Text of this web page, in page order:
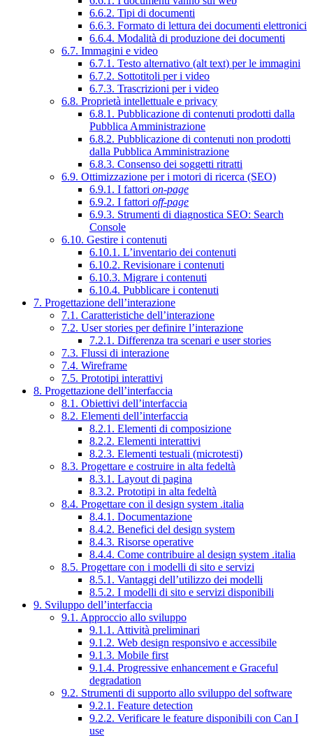
6.6.2. Tipi di documenti
6.6.3. Formato di lettura dei documenti elettronici
6.6.4. Modalità di produzione dei documenti
6.7. Immagini e video
6.7.1. Testo alternativo (alt text) per le immagini
6.7.2. Sottotitoli per i video
6.7.3. Trascrizioni per i video
6.8. Proprietà intellettuale e privacy
6.8.1. Pubblicazione di contenuti prodotti dalla
Pubblica Amministrazione
6.8.2. Pubblicazione di contenuti non prodotti
dalla Pubblica Amministrazione
6.8.3. Consenso dei soggetti ritratti
6.9. Ottimizzazione per i motori di ricerca (SEO)
6.9.1. I fattori on-page
6.9.2. I fattori off-page
6.9.3. Strumenti di diagnostica SEO: Search
Console
6.10. Gestire i contenuti
6.10.1. L’inventario dei contenuti
6.10.2. Revisionare i contenuti
6.10.3. Migrare i contenuti
6.10.4. Pubblicare i contenuti
7. Progettazione dell’interazione
7.1. Caratteristiche dell’interazione
7.2. User stories per definire l’interazione
7.2.1. Differenza tra scenari e user stories
7.3. Flussi di interazione
7.4. Wireframe
7.5. Prototipi interattivi
8. Progettazione dell’interfaccia
8.1. Obiettivi dell’interfaccia
8.2. Elementi dell’interfaccia
8.2.1. Elementi di composizione
8.2.2. Elementi interattivi
8.2.3. Elementi testuali (microtesti)
8.3. Progettare e costruire in alta fedeltà
8.3.1. Layout di pagina
8.3.2. Prototipi in alta fedeltà
8.4. Progettare con il design system .italia
8.4.1. Documentazione
8.4.2. Benefici del design system
8.4.3. Risorse operative
8.4.4. Come contribuire al design system .italia
8.5. Progettare con i modelli di sito e servizi
8.5.1. Vantaggi dell’utilizzo dei modelli
8.5.2. I modelli di sito e servizi disponibili
9. Sviluppo dell’interfaccia
9.1. Approccio allo sviluppo
9.1.1. Attività preliminari
9.1.2. Web design responsivo e accessibile
9.1.3. Mobile first
9.1.4. Progressive enhancement e Graceful
degradation
9.2. Strumenti di supporto allo sviluppo del software
9.2.1. Feature detection
9.2.2. Verificare le feature disponibili con Can I
use